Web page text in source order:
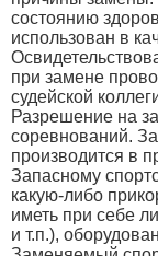
состоянию
использован в
при замене
судейской
Разрешение на
соревнований.
производится в
Запасному
какую-либо
иметь при себе
и т.п.),